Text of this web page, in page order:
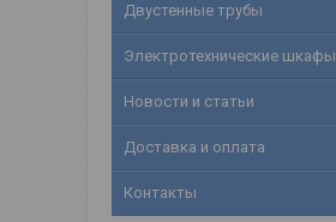
Двустенные трубы
Электротехнические шкафы
Новости и статьи
Доставка и оплата
Контакты